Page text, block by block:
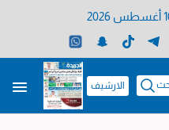
الارشيف